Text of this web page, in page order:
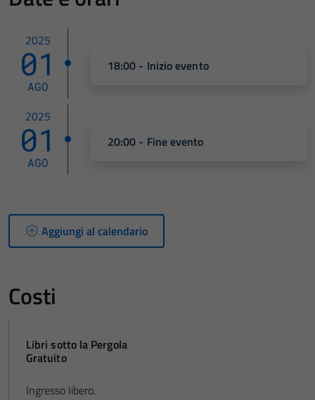
2025
01
AGO
18:00 - Inizio evento
2025
01
AGO
20:00 - Fine evento
Aggiungi al calendario
Costi
Libri sotto la Pergola
Gratuito
Ingresso libero.